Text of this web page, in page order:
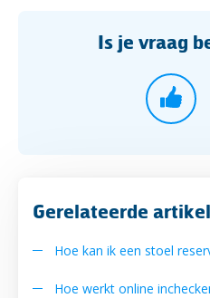
Is je vraag
Gerelateerde
Hoe kan ik een stoel
Hoe werkt online